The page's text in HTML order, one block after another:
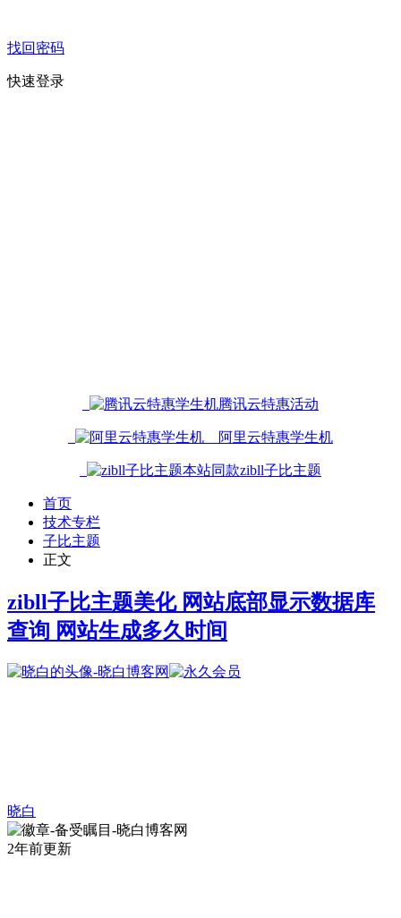
找回密码
快速登录
腾讯云特惠活动
阿里云特惠学生机
本站同款zibll子比主题
首页
技术专栏
子比主题
正文
zibll子比主题美化 网站底部显示数据库
查询 网站生成多久时间
晓白
2年前更新